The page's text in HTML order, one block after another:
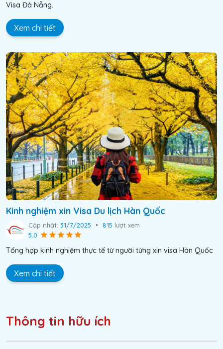
Visa Đà Nẵng.
Xem chi tiết
Kinh nghiệm xin Visa Du lịch Hàn Quốc
Cập nhật: 31/7/2025 • 815 lượt xem
5.0
Tổng hợp kinh nghiệm thực tế từ người từng xin visa Hàn Quốc
Xem chi tiết
Thông tin hữu ích